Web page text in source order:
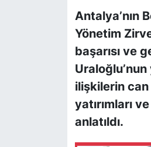
Antalya’nın
Yönetim
başarısı ve
ilişkilerin
yatırımları
anlatıldı.